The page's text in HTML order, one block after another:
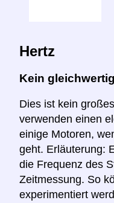
Hertz
Kein
Dies ist kein
verwenden einen
einige Motoren,
geht. Erläuterung:
die Frequenz des
Zeitmessung. So
experimentiert